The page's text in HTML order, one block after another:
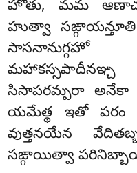
హోతు, మమ
హుత్వా
మహాకస్సపాదీనఞ్చ
సిసాపరమ్పరా అనేకా
యమేత్థ ఇతో పరం
వుత్తనయేన
సఙ్గాయిత్వా